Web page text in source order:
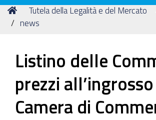
Commercio
di
Tu
sei
Home
Tutela della Legalità e del Mercato
news
Listino delle
prezzi
Camera di